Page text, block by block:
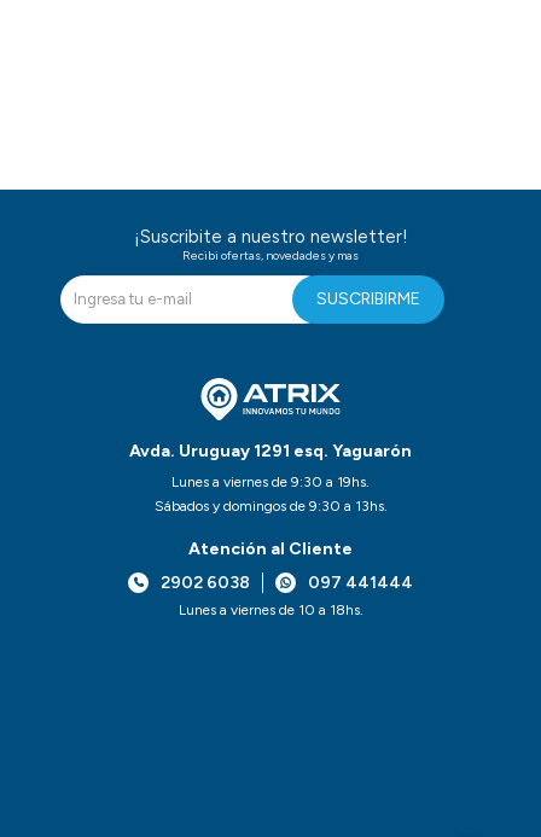
Avda. Uruguay 1291 esq. Yaguarón
Lunes a viernes de 9:30 a 19hs.
Sábados y domingos de 9:30 a 13hs.
Atención al Cliente
2902 6038
097 441444
Lunes a viernes de 10 a 18hs.
¡Suscribite a nuestro newsletter!
Recibi ofertas, novedades y mas
SUSCRIBIRME